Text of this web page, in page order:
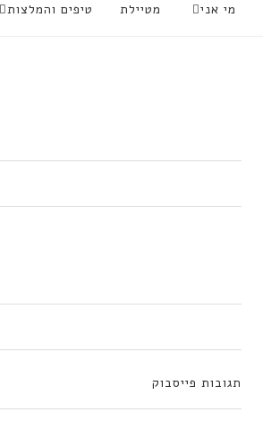
טיפים והמלצות מטיילת מי אני
תגובות פייסבוק